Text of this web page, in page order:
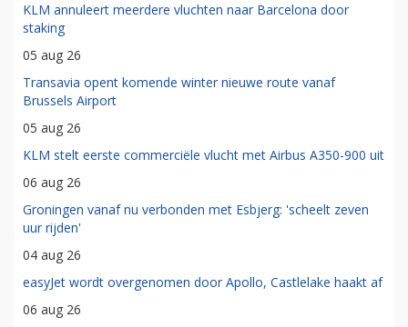
KLM annuleert meerdere vluchten naar Barcelona door
staking
05 aug 26
Transavia opent komende winter nieuwe route vanaf
Brussels Airport
05 aug 26
KLM stelt eerste commerciële vlucht met Airbus A350-900 uit
06 aug 26
Groningen vanaf nu verbonden met Esbjerg: 'scheelt zeven
uur rijden'
04 aug 26
easyJet wordt overgenomen door Apollo, Castlelake haakt af
06 aug 26